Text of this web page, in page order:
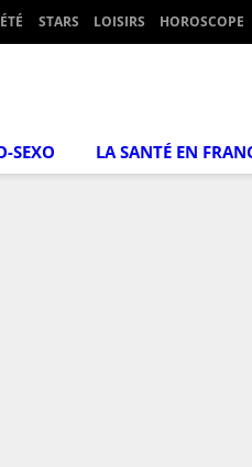
STARS LOISIRS HOROSCOPE
SEXO LA SANTÉ EN